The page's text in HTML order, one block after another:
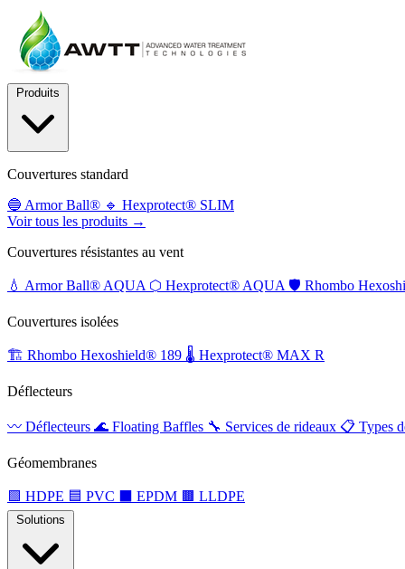
Couvertures standard
🔵 Armor Ball® 🔹 Hexprotect® SLIM
Voir tous les produits →
Couvertures résistantes au vent
💧 Armor Ball® AQUA ⬡ Hexprotect® AQUA 🛡️ Rhombo
Couvertures isolées
🏗️ Rhombo Hexoshield® 189 🌡️ Hexprotect® MAX R
Déflecteurs
〰️ Déflecteurs 🌊 Floating Baffles 🔧 Services de rideaux 📋 Types
Géomembranes
🟩 HDPE 🟦 PVC EPDM 🟫 LLDPE